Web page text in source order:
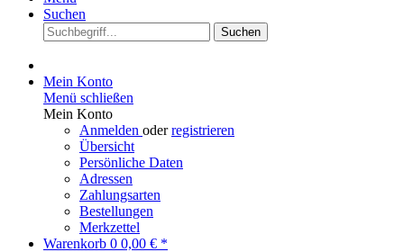
Suchen
Suchen
Mein Konto
Menü schließen
Mein Konto
Anmelden oderregistrieren
Übersicht
Persönliche Daten
Adressen
Zahlungsarten
Bestellungen
Merkzettel
Warenkorb 0 0,00 € *